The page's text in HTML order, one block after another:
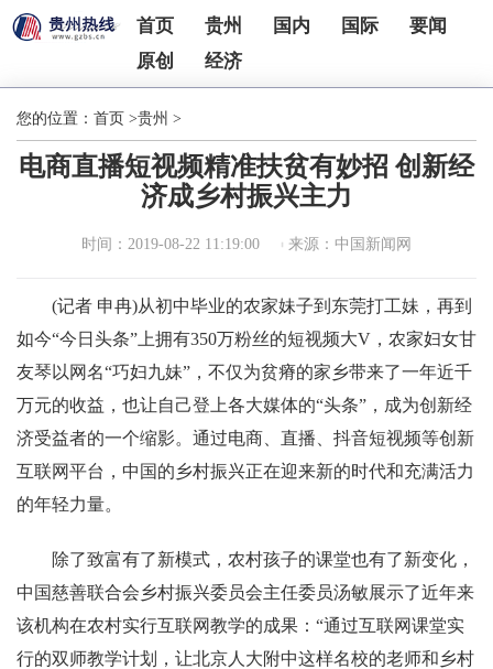
首页 贵州 国内 国际
要闻
原创
经济
您的位置： 首页 >贵州 >
电商直播短视频精准扶贫有妙招 创新经
济成乡村振兴主力
时间：2019-08-22 11:19:00 来源：中国新闻网
(记者 申冉)从初中毕业的农家妹子到东莞打工妹，再到
如今“今日头条”上拥有350万粉丝的短视频大V，农家妇女甘
友琴以网名“巧妇九妹”，不仅为贫瘠的家乡带来了一年近千
万元的收益，也让自己登上各大媒体的“头条”，成为创新经
济受益者的一个缩影。通过电商、直播、抖音短视频等创新
互联网平台，中国的乡村振兴正在迎来新的时代和充满活力
的年轻力量。
除了致富有了新模式，农村孩子的课堂也有了新变化，
中国慈善联合会乡村振兴委员会主任委员汤敏展示了近年来
该机构在农村实行互联网教学的成果：“通过互联网课堂实
行的双师教学计划，让北京人大附中这样名校的老师和乡村